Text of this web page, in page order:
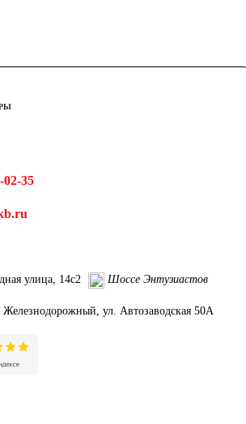
02-35
улица, 14с2 Шоссе Энтузиастов
ул. Автозаводская 50А